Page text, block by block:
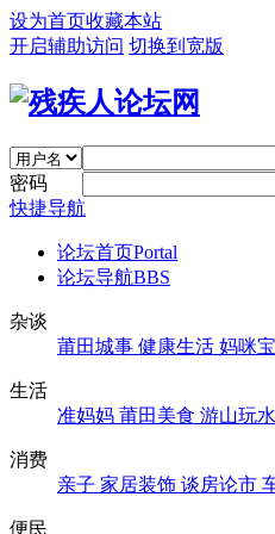
设为首页收藏本站
开启辅助访问 切换到宽版
密码
快捷导航
论坛首页Portal
论坛导航BBS
杂谈
莆田城事 健康生活 妈咪
生活
准妈妈 莆田美食 游山玩水
消费
亲子 家居装饰 谈房论市
便民